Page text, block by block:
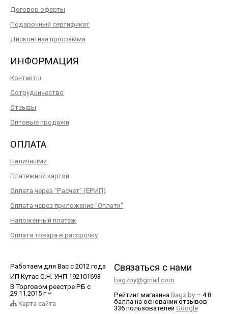
Договор оферты
Подарочный сертификат
Дисконтная программа
ИНФОРМАЦИЯ
Контакты
Сотрудничество
Отзывы
Оптовые продажи
ОПЛАТА
Наличными
Платежной картой
Оплата через "Расчет" (ЕРИП)
Оплата через приложение "Оплати"
Наложенный платеж
Оплата товара в рассрочку
Работаем для Вас с 2012 года
ИП Кутас С.Н. УНП 192101693
В Торговом реестре РБ с
29.11.2015 г
Карта сайта
Связаться с нами
bagzby@gmail.com
Рейтинг магазина Bagz.by – 4.8
балла на основании отзывов
336 пользователей Google